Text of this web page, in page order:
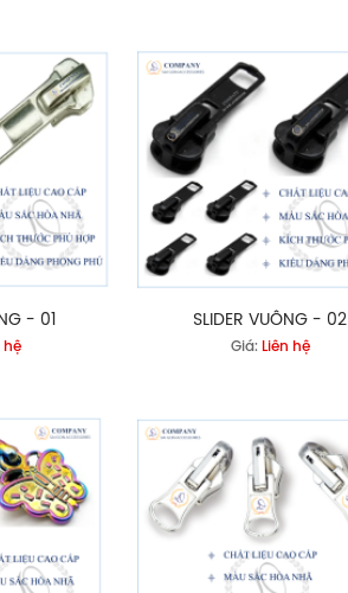
- 01
hệ
SLIDER VUÔNG - 02
Giá: Liên hệ